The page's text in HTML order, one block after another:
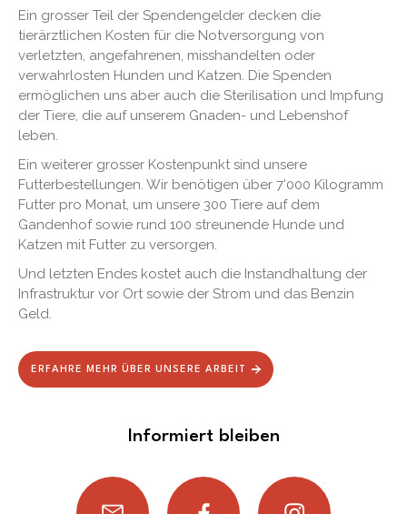
Ein grosser Teil der Spendengelder decken die
tierärztlichen Kosten für die Notversorgung von
verletzten, angefahrenen, misshandelten oder
verwahrlosten Hunden und Katzen. Die Spenden
ermöglichen uns aber auch die Sterilisation und Impfung
der Tiere, die auf unserem Gnaden- und Lebenshof
leben.
Ein weiterer grosser Kostenpunkt sind unsere
Futterbestellungen. Wir benötigen über 7'000 Kilogramm
Futter pro Monat, um unsere 300 Tiere auf dem
Gandenhof sowie rund 100 streunende Hunde und
Katzen mit Futter zu versorgen.
Und letzten Endes kostet auch die Instandhaltung der
Infrastruktur vor Ort sowie der Strom und das Benzin
Geld.
ERFAHRE MEHR ÜBER UNSERE ARBEIT
Informiert bleiben